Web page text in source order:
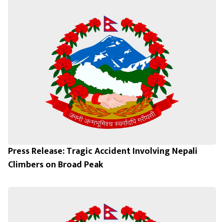
Press Release: Tragic Accident Involving Nepali
Climbers on Broad Peak